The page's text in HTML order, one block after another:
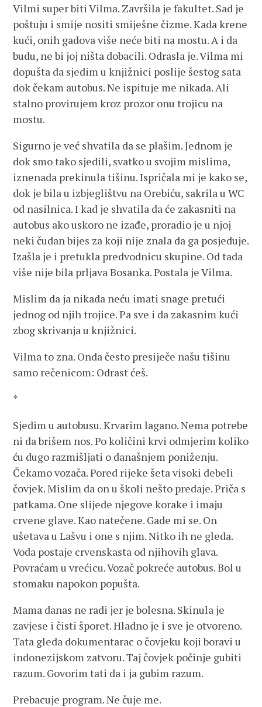
Vilmi super biti Vilma. Završila je fakultet. Sad je
poštuju i smije nositi smiješne čizme. Kada krene
kući, onih gadova više neće biti na mostu. A i da
budu, ne bi joj ništa dobacili. Odrasla je. Vilma mi
dopušta da sjedim u knjižnici poslije šestog sata
dok čekam autobus. Ne ispituje me nikada. Ali
stalno provirujem kroz prozor onu trojicu na
mostu.
Sigurno je već shvatila da se plašim. Jednom je
dok smo tako sjedili, svatko u svojim mislima,
iznenada prekinula tišinu. Ispričala mi je kako se,
dok je bila u izbjeglištvu na Orebiću, sakrila u WC
od nasilnica. I kad je shvatila da će zakasniti na
autobus ako uskoro ne izađe, proradio je u njoj
neki čudan bijes za koji nije znala da ga posjeduje.
Izašla je i pretukla predvodnicu skupine. Od tada
više nije bila prljava Bosanka. Postala je Vilma.
Mislim da ja nikada neću imati snage pretući
jednog od njih trojice. Pa sve i da zakasnim kući
zbog skrivanja u knjižnici.
Vilma to zna. Onda često presiječe našu tišinu
samo rečenicom: Odrast ćeš.
*
Sjedim u autobusu. Krvarim lagano. Nema potrebe
ni da brišem nos. Po količini krvi odmjerim koliko
ću dugo razmišljati o današnjem poniženju.
Čekamo vozača. Pored rijeke šeta visoki debeli
čovjek. Mislim da on u školi nešto predaje. Priča s
patkama. One slijede njegove korake i imaju
crvene glave. Kao natečene. Gade mi se. On
ušetava u Lašvu i one s njim. Nitko ih ne gleda.
Voda postaje crvenskasta od njihovih glava.
Povraćam u vrećicu. Vozač pokreće autobus. Bol u
stomaku napokon popušta.
Mama danas ne radi jer je bolesna. Skinula je
zavjese i čisti šporet. Hladno je i sve je otvoreno.
Tata gleda dokumentarac o čovjeku koji boravi u
indonezijskom zatvoru. Taj čovjek počinje gubiti
razum. Govorim tati da i ja gubim razum.
Prebacuje program. Ne čuje me.